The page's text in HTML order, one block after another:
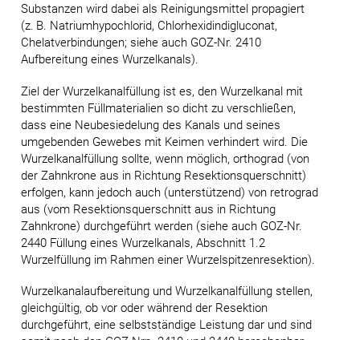
Substanzen wird dabei als Reinigungsmittel propagiert
(z. B. Natriumhypochlorid, Chlorhexidindigluconat,
Chelatverbindungen; siehe auch GOZ-Nr. 2410
Aufbereitung eines Wurzelkanals).
Ziel der Wurzelkanalfüllung ist es, den Wurzelkanal mit
bestimmten Füllmaterialien so dicht zu verschließen,
dass eine Neubesiedelung des Kanals und seines
umgebenden Gewebes mit Keimen verhindert wird. Die
Wurzelkanalfüllung sollte, wenn möglich, orthograd (von
der Zahnkrone aus in Richtung Resektionsquerschnitt)
erfolgen, kann jedoch auch (unterstützend) von retrograd
aus (vom Resektionsquerschnitt aus in Richtung
Zahnkrone) durchgeführt werden (siehe auch GOZ-Nr.
2440 Füllung eines Wurzelkanals, Abschnitt 1.2
Wurzelfüllung im Rahmen einer Wurzelspitzenresektion).
Wurzelkanalaufbereitung und Wurzelkanalfüllung stellen,
gleichgültig, ob vor oder während der Resektion
durchgeführt, eine selbstständige Leistung dar und sind